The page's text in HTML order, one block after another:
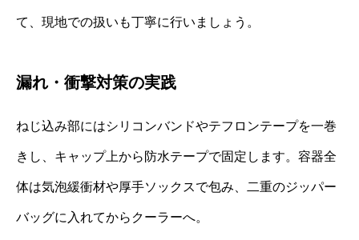
て、現地での扱いも丁寧に行いましょう。
漏れ・衝撃対策の実践
ねじ込み部にはシリコンバンドやテフロンテープを一巻
きし、キャップ上から防水テープで固定します。容器全
体は気泡緩衝材や厚手ソックスで包み、二重のジッパー
バッグに入れてからクーラーへ。